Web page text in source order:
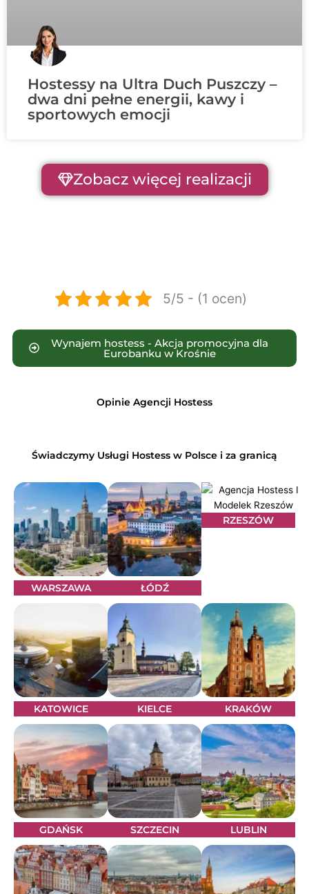
Hostessy na Ultra Duch Puszczy –
dwa dni pełne energii, kawy i
sportowych emocji
Zobacz więcej realizacji
5/5 - (1 ocen)
Wynajem hostess - Akcja promocyjna dla
Eurobanku w Krośnie
Opinie Agencji Hostess
Świadczymy Usługi Hostess w Polsce i za granicą
WARSZAWA ŁÓDŹ
RZESZÓW
KATOWICE KIELCE KRAKÓW
GDAŃSK SZCZECIN LUBLIN